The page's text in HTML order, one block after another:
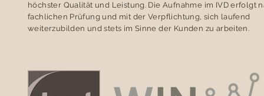
höchster Qualität und Leistung. Die Aufnahme im IVD erfolgt
fachlichen Prüfung und mit der Verpflichtung, sich laufend
weiterzubilden und stets im Sinne der Kunden zu arbeiten.